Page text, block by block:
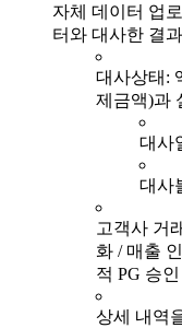
자체 데이터 업
터와 대사한 결
대사상태:
제금액)과
대사
대사
고객사 거
화 / 매출
적 PG 승
상세 내역